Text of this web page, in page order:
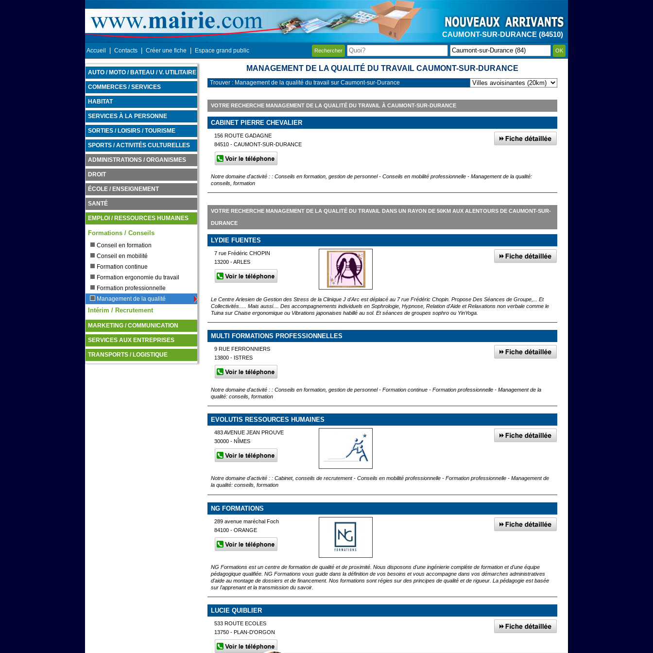
CAUMONT-SUR-DURANCE (84510)
Accueil Contacts Créer une fiche Espace grand public Rechercher OK
AUTO / MOTO / BATEAU / V. UTILITAIRE
COMMERCES / SERVICES
HABITAT
SERVICES À LA PERSONNE
SORTIES / LOISIRS / TOURISME
SPORTS / ACTIVITÉS CULTURELLES
ADMINISTRATIONS / ORGANISMES
DROIT
ÉCOLE / ENSEIGNEMENT
SANTÉ
EMPLOI / RESSOURCES HUMAINES
Formations / Conseils
Conseil en formation
Conseil en mobilité
Formation continue
Formation ergonomie du travail
Formation professionnelle
Management de la qualité
Intérim / Recrutement
MARKETING / COMMUNICATION
SERVICES AUX ENTREPRISES
TRANSPORTS / LOGISTIQUE
MANAGEMENT DE LA QUALITÉ DU TRAVAIL CAUMONT-SUR-DURANCE
Trouver : Management de la qualité du travail sur Caumont-sur-Durance
VOTRE RECHERCHE MANAGEMENT DE LA QUALITÉ DU TRAVAIL À CAUMONT-SUR-DURANCE
CABINET PIERRE CHEVALIER
156 ROUTE GADAGNE
84510 - CAUMONT-SUR-DURANCE
Notre domaine d'activité : : Conseils en formation, gestion de personnel - Conseils en mobilité professionnelle - Management de la qualité:
conseils, formation
VOTRE RECHERCHE MANAGEMENT DE LA QUALITÉ DU TRAVAIL DANS UN RAYON DE 50KM AUX ALENTOURS DE CAUMONT-SUR-
DURANCE
LYDIE FUENTES
7 rue Frédéric CHOPIN
13200 - ARLES
Le Centre Arlesien de Gestion des Stress de la Clinique J d'Arc est déplacé au 7 rue Frédéric Chopin. Propose Des Séances de Groupe,... Et
Collectivités..... Mais aussi.... Des accompagnements individuels en Sophrologie, Hypnose, Relation d'Aide et Relaxations non verbale comme le
Tuina sur Chaise ergonomique ou Vibrations japonaises habillé au sol. Et séances de groupes sophro ou YinYoga.
MULTI FORMATIONS PROFESSIONNELLES
9 RUE FERRONNIERS
13800 - ISTRES
Notre domaine d'activité : : Conseils en formation, gestion de personnel - Formation continue - Formation professionnelle - Management de la
qualité: conseils, formation
EVOLUTIS RESSOURCES HUMAINES
483 AVENUE JEAN PROUVE
30000 - NÎMES
Notre domaine d'activité : : Cabinet, conseils de recrutement - Conseils en mobilité professionnelle - Formation professionnelle - Management de
la qualité: conseils, formation
NG FORMATIONS
289 avenue maréchal Foch
84100 - ORANGE
NG Formations est un centre de formation de qualité et de proximité. Nous disposons d'une ingénierie complète de formation et d'une équipe
pédagogique qualifiée. NG Formations vous guide dans la définition de vos besoins et vous accompagne dans vos démarches administratives
d'aide au montage de dossiers et de financement. Nos formations sont régies sur des principes de qualité et de rigueur. La pédagogie est basée
sur l'apprenant et la transmission du savoir.
LUCIE QUIBLIER
533 ROUTE ECOLES
13750 - PLAN-D'ORGON